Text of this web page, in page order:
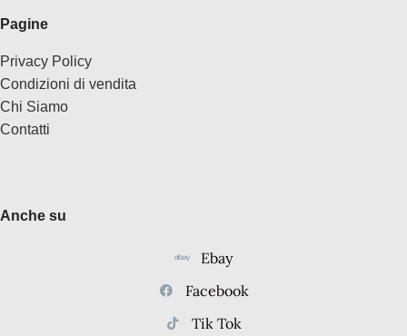
Pagine
Privacy Policy
Condizioni di vendita
Chi Siamo
Contatti
Anche su
Ebay
Facebook
Tik Tok